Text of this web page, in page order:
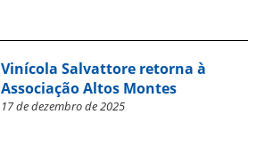
Vinícola Salvattore retorna à
Associação Altos Montes
17 de dezembro de 2025